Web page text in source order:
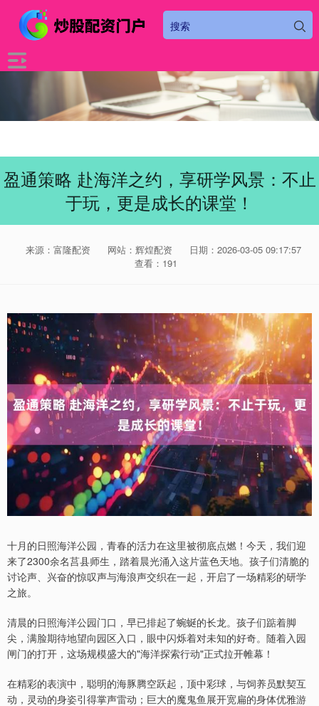
盈通策略 赴海洋之约，享研学风景：不止
于玩，更是成长的课堂！
来源：富隆配资 网站：辉煌配资
日期：2026-03-05 09:17:57
查看：191
十月的日照海洋公园，青春的活力在这里被彻底点燃！今天，我们迎
来了2300余名莒县师生，踏着晨光涌入这片蓝色天地。孩子们清脆的
讨论声、兴奋的惊叹声与海浪声交织在一起，开启了一场精彩的研学
之旅。
清晨的日照海洋公园门口，早已排起了蜿蜒的长龙。孩子们踮着脚
尖，满脸期待地望向园区入口，眼中闪烁着对未知的好奇。随着入园
闸门的打开，这场规模盛大的"海洋探索行动"正式拉开帷幕！
在精彩的表演中，聪明的海豚腾空跃起，顶中彩球，与饲养员默契互
动，灵动的身姿引得掌声雷动；巨大的魔鬼鱼展开宽扁的身体优雅游